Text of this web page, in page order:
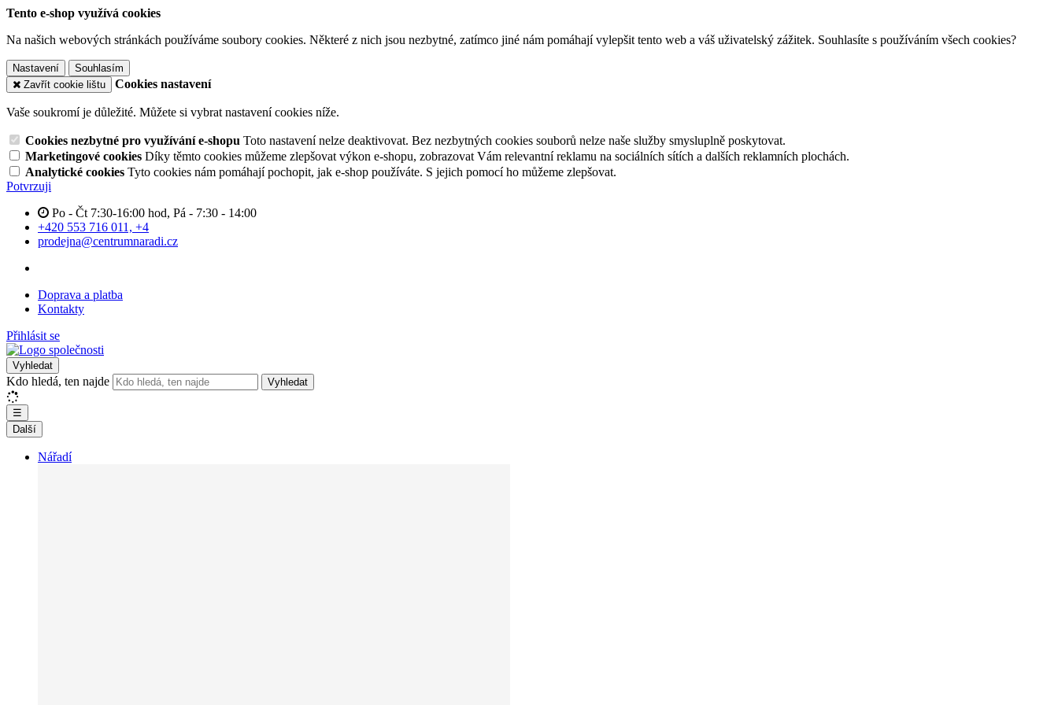
Tento e-shop využívá cookies
Na našich webových stránkách používáme soubory cookies. Některé z nich jsou nezbytné, zatímco jiné nám pomáhají vylepšit tento web a váš uživatelský zážitek. Souhlasíte s používáním všech cookies?
Nastavení
Souhlasím
Zavřít cookie lištu
Cookies nastavení
Vaše soukromí je důležité. Můžete si vybrat nastavení cookies níže.
Cookies nezbytné pro využívání e-shopu Toto nastavení nelze deaktivovat. Bez nezbytných cookies souborů nelze naše služby smysluplně poskytovat.
Marketingové cookies Díky těmto cookies můžeme zlepšovat výkon e-shopu, zobrazovat Vám relevantní reklamu na sociálních sítích a dalších reklamních plochách.
Analytické cookies Tyto cookies nám pomáhají pochopit, jak e-shop používáte. S jejich pomocí ho můžeme zlepšovat.
Potvrzuji
Po - Čt 7:30-16:00 hod, Pá - 7:30 - 14:00
+420 553 716 011, +4
prodejna@centrumnaradi.cz
Doprava a platba
Kontakty
Přihlásit se
Vyhledat
Kdo hledá, ten najde Vyhledat
☰
Další
Nářadí